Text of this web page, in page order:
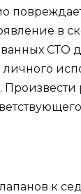
в
СТО
к